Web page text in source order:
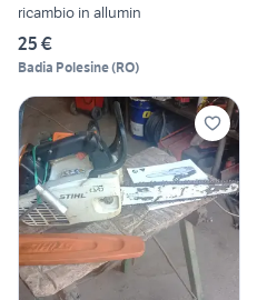
ricambio in allumin
25 €
Badia Polesine(RO)